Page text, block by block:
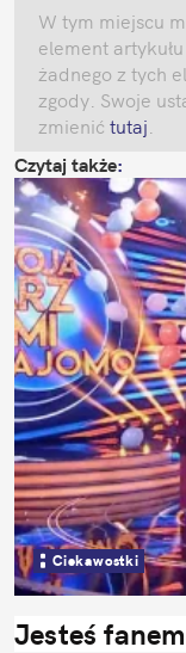
W tym miejscu
element
żadnego z tych
zgody. Swoje
zmienić tutaj
Czytaj także:
Ciekawostki
Jesteś